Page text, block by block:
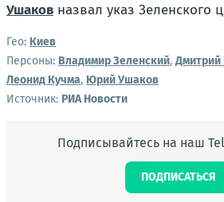
Ушаков назвал указ Зеленского
Гео: Киев
Персоны: Владимир Зеленский,Дмитрий
Леонид Кучма, Юрий Ушаков
Источник: РИА Новости
Подписывайтесь на наш
ПОДПИСАТЬСЯ